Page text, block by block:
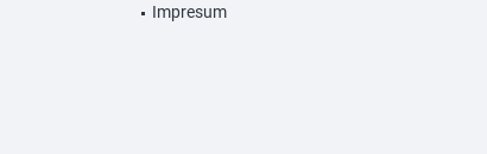
Impresum